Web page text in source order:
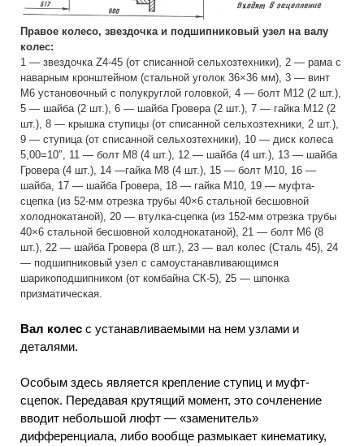
Правое колесо, звездочка и подшипниковый узел на валу
колес:
1 — звездочка Z4-45 (от списанной сельхозтехники), 2 — рама с
наварным кронштейном (стальной уголок 36×36 мм), 3 — винт
М6 установочный с полукруглой головкой, 4 — болт М12 (2 шт.),
5 — шайба (2 шт.), 6 — шайба Гровера (2 шт.), 7 — гайка М12 (2
шт.), 8 — крышка ступицы (от списанной сельхозтехники, 2 шт.),
9 — ступица (от списанной сельхозтехники), 10 — диск колеса
5,00=10″, 11 — болт М8 (4 шт.), 12 — шайба (4 шт.), 13 — шайба
Гровера (4 шт.), 14 —гайка М8 (4 шт.), 15 — болт М10, 16 —
шайба, 17 — шайба Гровера, 18 — гайка М10, 19 — муфта-
сцепка (из 52-мм отрезка трубы 40×6 стальной бесшовной
холоднокатаной), 20 — втулка-сцепка (из 152-мм отрезка трубы
40×6 стальной бесшовной холоднокатаной), 21 — болт М6 (8
шт.), 22 — шайба Гровера (8 шт.), 23 — вал колес (Сталь 45), 24
— подшипниковый узел с самоустанавливающимся
шарикоподшипником (от комбайна СК-5), 25 — шпонка
призматическая.
Вал колес с устанавливаемыми на нем узлами и
деталями.
Особым здесь является крепление ступиц и муфт-
сцепок. Передавая крутящий момент, это сочленение
вводит небольшой люфт — «заменитель»
дифференциала, либо вообще размыкает кинематику,